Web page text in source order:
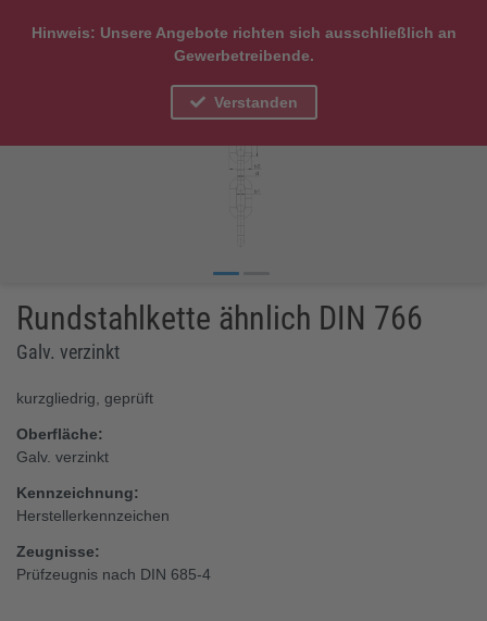
Hinweis: Unsere Angebote richten sich ausschließlich an
Gewerbetreibende.
Verstanden
Rundstahlkette ähnlich DIN 766
Galv. verzinkt
kurzgliedrig, geprüft
Oberfläche:
Galv. verzinkt
Kennzeichnung:
Herstellerkennzeichen
Zeugnisse:
Prüfzeugnis nach DIN 685-4